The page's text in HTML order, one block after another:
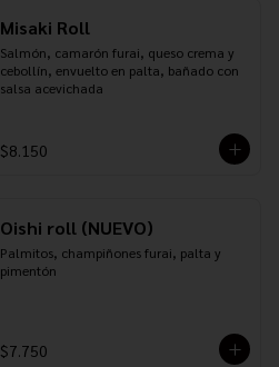
Misaki Roll
Salmón, camarón furai, queso crema y
cebollín, envuelto en palta, bañado con
salsa acevichada
$8.150
Oishi roll (NUEVO)
Palmitos, champiñones furai, palta y
pimentón
$7.750